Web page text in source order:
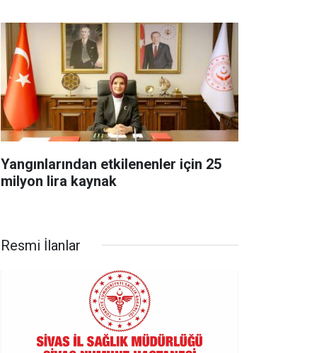
Yangınlarından etkilenenler için 25
milyon lira kaynak
Resmi İlanlar